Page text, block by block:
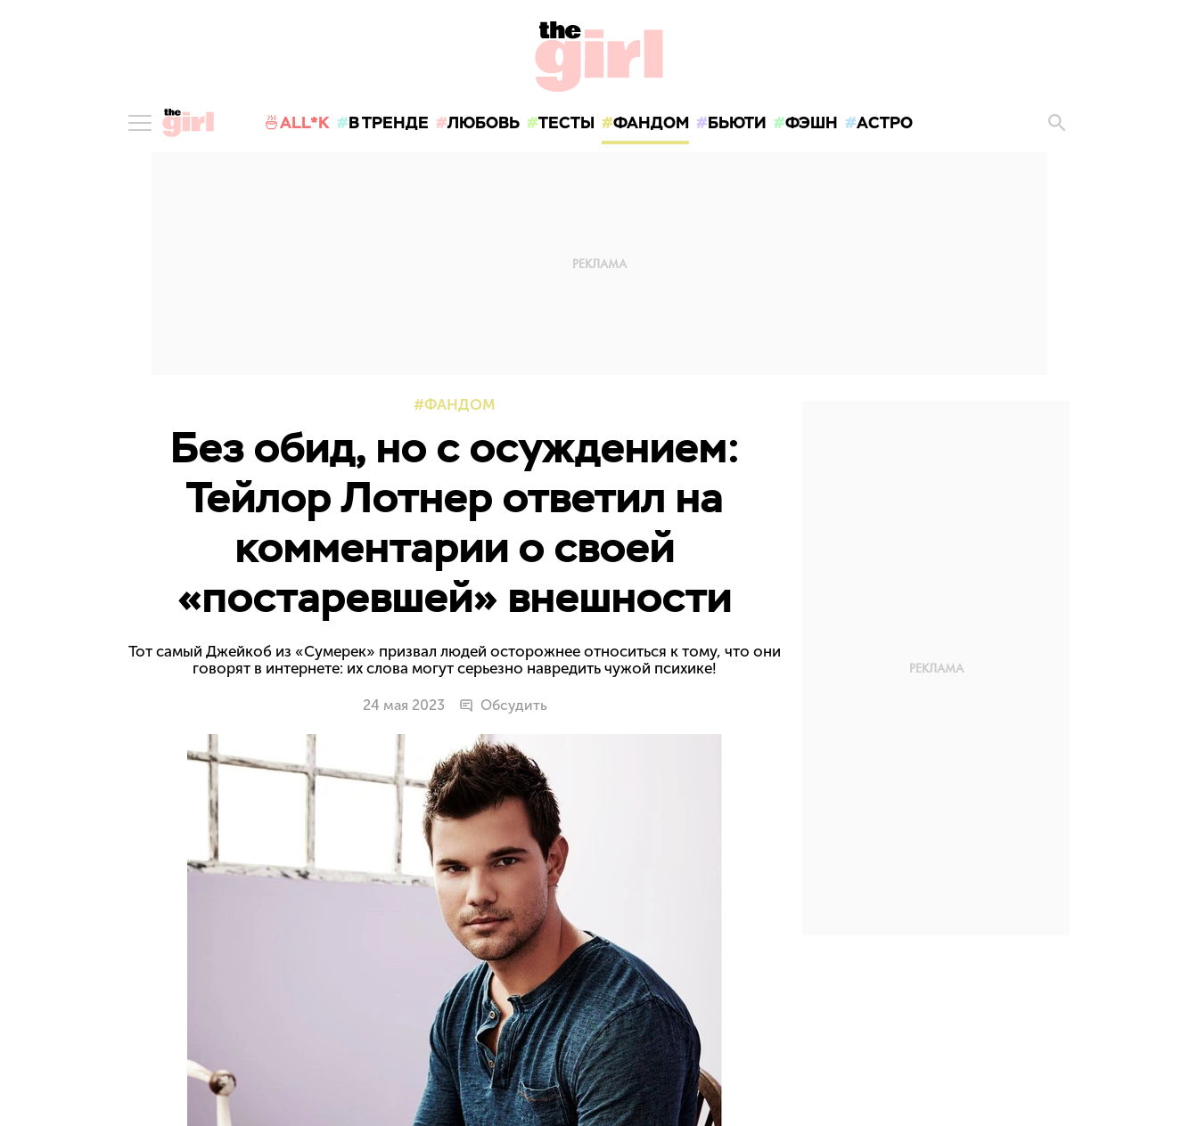
🍜ALL*K В ТРЕНДЕ ЛЮБОВЬ ТЕСТЫ ФАНДОМ БЬЮТИ ФЭШН АСТРО
ФАНДОМ
Без обид, но с осуждением:
Тейлор Лотнер ответил на
комментарии о своей
«постаревшей» внешности
Тот самый Джейкоб из «Сумерек» призвал людей осторожнее относиться к тому, что они
говорят в интернете: их слова могут серьезно навредить чужой психике!
24 мая 2023 Обсудить